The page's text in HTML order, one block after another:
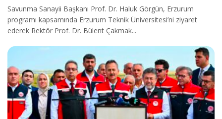
Savunma Sanayii Başkanı Prof. Dr. Haluk Görgün, Erzurum
programı kapsamında Erzurum Teknik Üniversitesi’ni ziyaret
ederek Rektör Prof. Dr. Bülent Çakmak...